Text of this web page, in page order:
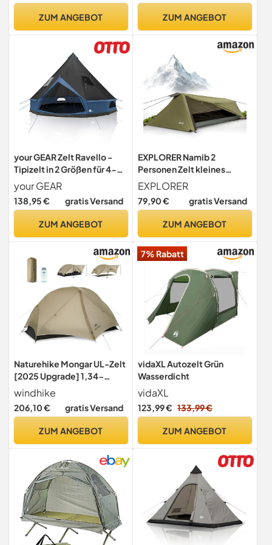
ZUM ANGEBOT
(Feldbett mit Zelt,
ZUM ANGEBOT
your GEAR Zelt Ravello -
Tipizelt in 2 Größen für 4-8
Personen, Familienzelt mit
400 cm oder 500 cm
Durchmesser, Campingzelt
UV 50+ Schutz,
your GEAR
138,95 € gratis Versand
ZUM ANGEBOT
EXPLORER Namib 2
Personen Zelt kleines
Packmaß Ultraleicht für
Fahrrad oder Motorrad
Reise 1-2 Personen
separatem Innenzelt
EXPLORER
79,90 € gratis Versand
ZUM ANGEBOT
Naturehike Mongar UL-Zelt
[2025 Upgrade] 1,34-
1,66kg
windhike
206,10 € gratis Versand
ZUM ANGEBOT
7% Rabatt
vidaXL Autozelt Grün
Wasserdicht
vidaXL
123,99 € 133,99 €
ZUM ANGEBOT